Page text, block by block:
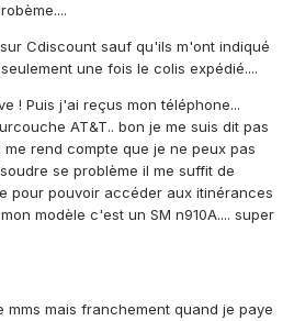
Cdiscount sauf qu'ils m'ont indiqué
une fois le colis expédié....
! Puis j'ai reçus mon téléphone...
AT&T.. bon je me suis dit pas
rend compte que je ne peux pas
se problème il me suffit de
pour pouvoir accéder aux itinérances
modèle c'est un SM n910A.... super
mais franchement quand je paye